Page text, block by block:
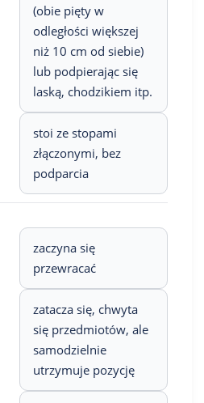
(obie pięty w
odległości większej
niż 10 cm od siebie)
lub podpierając się
laską, chodzikiem itp.
stoi ze stopami
złączonymi, bez
podparcia
zaczyna się
przewracać
zatacza się, chwyta
się przedmiotów, ale
samodzielnie
utrzymuje pozycję